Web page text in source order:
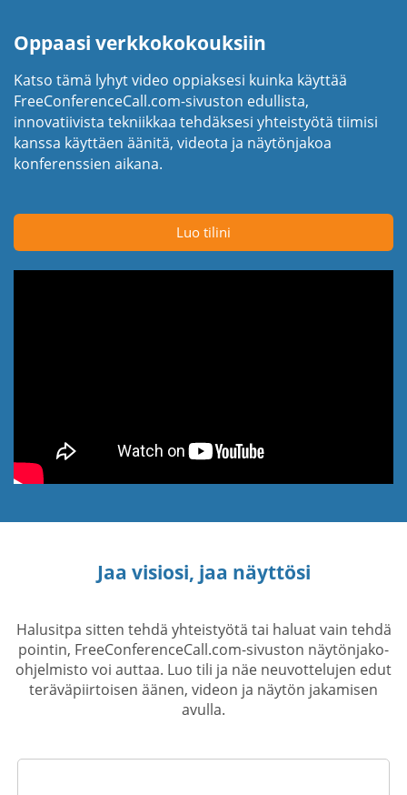
Oppaasi verkkokokouksiin
Katso tämä lyhyt video oppiaksesi kuinka käyttää
FreeConferenceCall.com-sivuston edullista,
innovatiivista tekniikkaa tehdäksesi yhteistyötä tiimisi
kanssa käyttäen äänitä, videota ja näytönjakoa
konferenssien aikana.
Luo tilini
Jaa visiosi, jaa näyttösi
Halusitpa sitten tehdä yhteistyötä tai haluat vain tehdä
pointin, FreeConferenceCall.com-sivuston näytönjako-
ohjelmisto voi auttaa. Luo tili ja näe neuvottelujen edut
teräväpiirtoisen äänen, videon ja näytön jakamisen
avulla.